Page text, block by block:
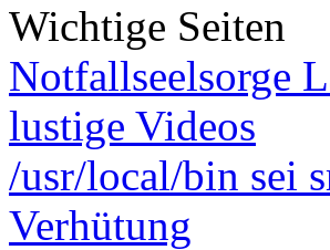
Wichtige Seiten
Notfallseelsorge
lustige Videos
/usr/local/bin sei
Verhütung